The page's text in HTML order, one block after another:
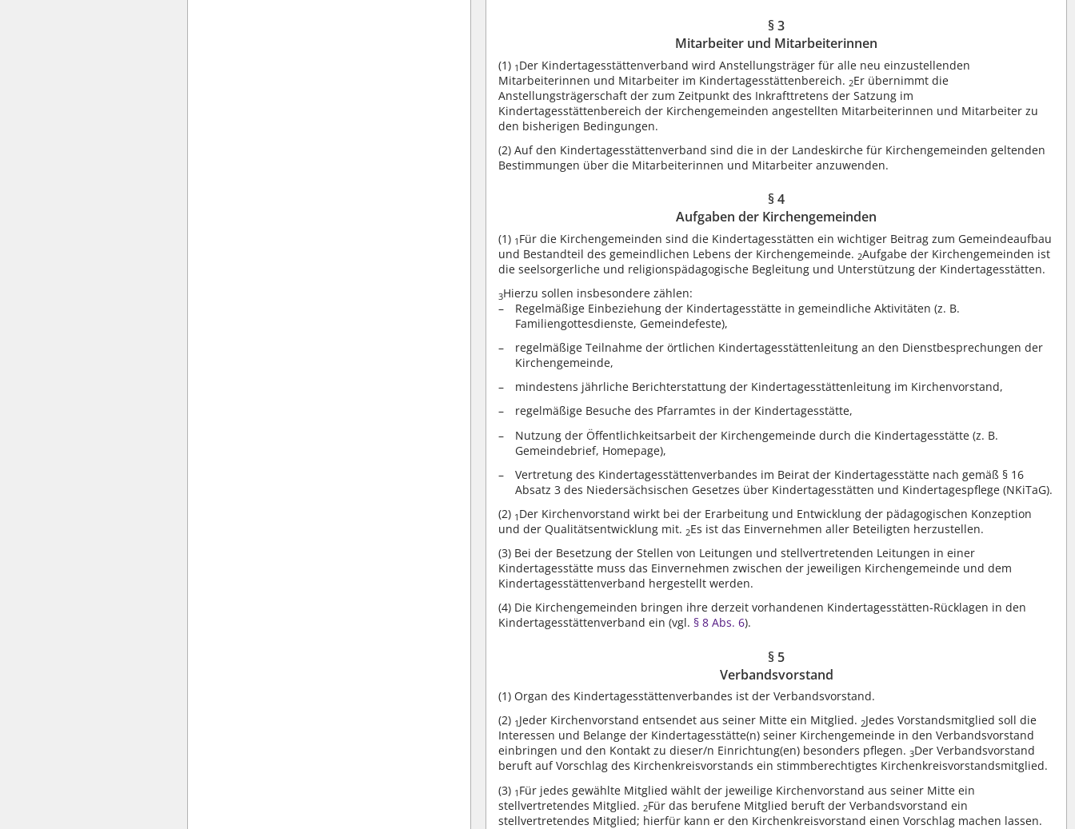
§ 3
Mitarbeiter und Mitarbeiterinnen
(1) 1 Der Kindertagesstättenverband wird Anstellungsträger für alle neu einzustellenden
Mitarbeiterinnen und Mitarbeiter im Kindertagesstättenbereich. 2Er übernimmt die
Anstellungsträgerschaft der zum Zeitpunkt des Inkrafttretens der Satzung im
Kindertagesstättenbereich der Kirchengemeinden angestellten Mitarbeiterinnen und Mitarbeiter zu
den bisherigen Bedingungen.
(2) Auf den Kindertagesstättenverband sind die in der Landeskirche für Kirchengemeinden geltenden
Bestimmungen über die Mitarbeiterinnen und Mitarbeiter anzuwenden.
§ 4
Aufgaben der Kirchengemeinden
(1) 1 Für die Kirchengemeinden sind die Kindertagesstätten ein wichtiger Beitrag zum Gemeindeaufbau
und Bestandteil des gemeindlichen Lebens der Kirchengemeinde. 2Aufgabe der Kirchengemeinden ist
die seelsorgerliche und religionspädagogische Begleitung und Unterstützung der Kindertagesstätten.
3Hierzu sollen insbesondere zählen:
Regelmäßige Einbeziehung der Kindertagesstätte in gemeindliche Aktivitäten (z. B.
Familiengottesdienste, Gemeindefeste),
regelmäßige Teilnahme der örtlichen Kindertagesstättenleitung an den Dienstbesprechungen der
Kirchengemeinde,
mindestens jährliche Berichterstattung der Kindertagesstättenleitung im Kirchenvorstand,
regelmäßige Besuche des Pfarramtes in der Kindertagesstätte,
Nutzung der Öffentlichkeitsarbeit der Kirchengemeinde durch die Kindertagesstätte (z. B.
Gemeindebrief, Homepage),
Vertretung des Kindertagesstättenverbandes im Beirat der Kindertagesstätte nach gemäß § 16
Absatz 3 des Niedersächsischen Gesetzes über Kindertagesstätten und Kindertagespflege (NKiTaG).
(2) 1 Der Kirchenvorstand wirkt bei der Erarbeitung und Entwicklung der pädagogischen Konzeption
und der Qualitätsentwicklung mit. 2Es ist das Einvernehmen aller Beteiligten herzustellen.
(3) Bei der Besetzung der Stellen von Leitungen und stellvertretenden Leitungen in einer
Kindertagesstätte muss das Einvernehmen zwischen der jeweiligen Kirchengemeinde und dem
Kindertagesstättenverband hergestellt werden.
(4) Die Kirchengemeinden bringen ihre derzeit vorhandenen Kindertagesstätten-Rücklagen in den
Kindertagesstättenverband ein (vgl. § 8 Abs. 6).
§ 5
Verbandsvorstand
(1) Organ des Kindertagesstättenverbandes ist der Verbandsvorstand.
(2) 1Jeder Kirchenvorstand entsendet aus seiner Mitte ein Mitglied. 2Jedes Vorstandsmitglied soll die
Interessen und Belange der Kindertagesstätte(n) seiner Kirchengemeinde in den Verbandsvorstand
einbringen und den Kontakt zu dieser/n Einrichtung(en) besonders pflegen.3Der Verbandsvorstand
beruft auf Vorschlag des Kirchenkreisvorstands ein stimmberechtigtes Kirchenkreisvorstandsmitglied.
(3) 1 Für jedes gewählte Mitglied wählt der jeweilige Kirchenvorstand aus seiner Mitte ein
stellvertretendes Mitglied. 2Für das berufene Mitglied beruft der Verbandsvorstand ein
stellvertretendes Mitglied; hierfür kann er den Kirchenkreisvorstand einen Vorschlag machen lassen.